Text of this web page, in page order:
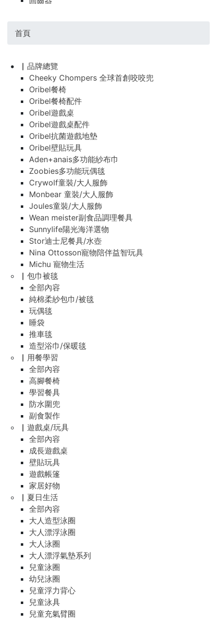
首頁
▏品牌總覽
Cheeky Chompers 全球首創咬咬兜
Oribel餐椅
Oribel餐椅配件
Oribel遊戲桌
Oribel遊戲桌配件
Oribel抗菌遊戲地墊
Oribel壁貼玩具
Aden+anais多功能紗布巾
Zoobies多功能玩偶毯
Crywolf童裝/大人服飾
Monbear 童裝/大人服飾
Joules童裝/大人服飾
Wean meister副食品調理餐具
Sunnylife陽光海洋選物
Stor迪士尼餐具/水壺
Nina Ottosson寵物陪伴益智玩具
Michu 寵物生活
▏包巾被毯
全部內容
純棉柔紗包巾/被毯
玩偶毯
睡袋
推車毯
造型浴巾/保暖毯
▏用餐學習
全部內容
高腳餐椅
學習餐具
防水圍兜
副食製作
▏遊戲桌/玩具
全部內容
成長遊戲桌
壁貼玩具
遊戲帳篷
家居好物
▏夏日生活
全部內容
大人造型泳圈
大人漂浮泳圈
大人泳圈
大人漂浮氣墊系列
兒童泳圈
幼兒泳圈
兒童浮力背心
兒童泳具
兒童充氣臂圈